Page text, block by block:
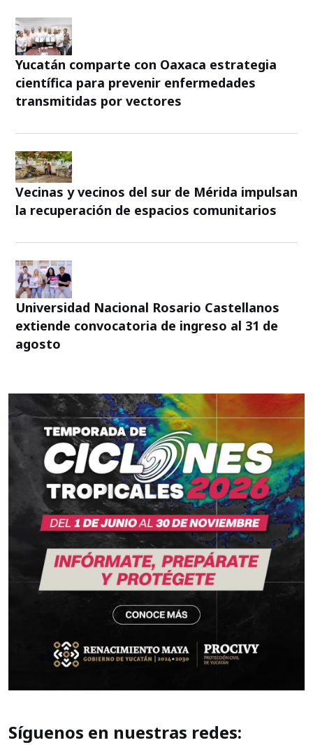
Yucatán comparte con Oaxaca estrategia
científica para prevenir enfermedades
transmitidas por vectores
Vecinas y vecinos del sur de Mérida impulsan
la recuperación de espacios comunitarios
Universidad Nacional Rosario Castellanos
extiende convocatoria de ingreso al 31 de
agosto
Síguenos en nuestras redes: